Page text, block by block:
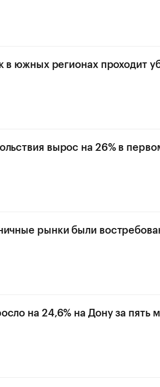
в южных регионах проходит
вырос на 26% в
рынки были
на 24,6% на Дону за пять